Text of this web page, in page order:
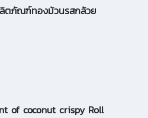
ตภัณฑ์ทองม้วนรสกล้วย
of coconut crispy Roll